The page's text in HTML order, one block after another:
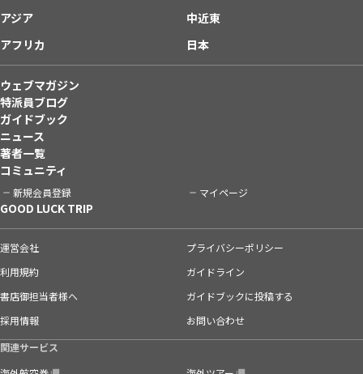
アジア
中近東
アフリカ
日本
ウェブマガジン
特派員ブログ
ガイドブック
ニュース
著者一覧
コミュニティ
新規会員登録 マイページ
GOOD LUCK TRIP
運営会社
プライバシーポリシー
利用規約
ガイドライン
書店御担当者様へ
ガイドブックに投稿する
採用情報
お問い合わせ
関連サービス